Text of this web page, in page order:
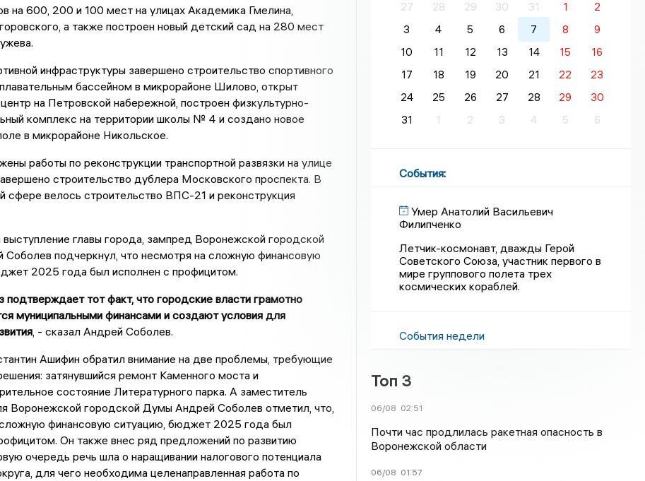
на 600, 200 и 100 мест на улицах Академика Гмелина,
а также построен новый детский сад на 280 мест
инфраструктуры завершено строительство спортивного
бассейном в микрорайоне Шилово, открыт
на Петровской набережной, построен физкультурно-
комплекс на территории школы № 4 и создано новое
в микрорайоне Никольское.
работы по реконструкции транспортной развязки на улице
строительство дублера Московского проспекта. В
сфере велось строительство ВПС-21 и реконструкция
главы города, зампред Воронежской городской
подчеркнул, что несмотря на сложную финансовую
2025 года был исполнен с профицитом.
подтверждает тот факт, что городские власти грамотно
муниципальными финансами и создают условия для
, - сказал Андрей Соболев.
Ашифин обратил внимание на две проблемы, требующие
затянувшийся ремонт Каменного моста и
состояние Литературного парка. А заместитель
Воронежской городской Думы Андрей Соболев отметил, что,
финансовую ситуацию, бюджет 2025 года был
Он также внес ряд предложений по развитию
очередь речь шла о наращивании налогового потенциала
для чего необходима целенаправленная работа по
27
28 29 30 31 1
2
3
4 5 6 7 8
9
10
11 12 13 14 15
16
17
18 19 20 21 22
23
24
25 26 27 28 29
30
31
1 2 3 4 5 6
События:
Умер Анатолий Васильевич
Филипченко
Летчик-космонавт, дважды Герой
Советского Союза, участник первого в
мире группового полета трех
космических кораблей.
События недели
Топ 3
06/08 02:51
Почти час продлилась ракетная опасность в
Воронежской области
06/08 01:57